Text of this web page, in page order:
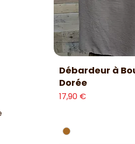
Aperçu
Débardeur à
Dorée
Prix
17,90 €